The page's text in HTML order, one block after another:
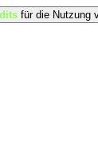
für die Nutzung